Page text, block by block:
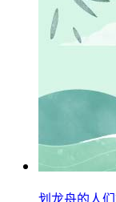
划龙舟的人